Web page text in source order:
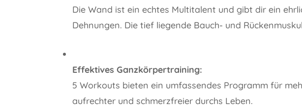
Die Wand ist ein echtes Multitalent und gibt dir ein
Dehnungen. Die tief liegende Bauch- und
Effektives Ganzkörpertraining:
5 Workouts bieten ein umfassendes Programm für
aufrechter und schmerzfreier durchs Leben.